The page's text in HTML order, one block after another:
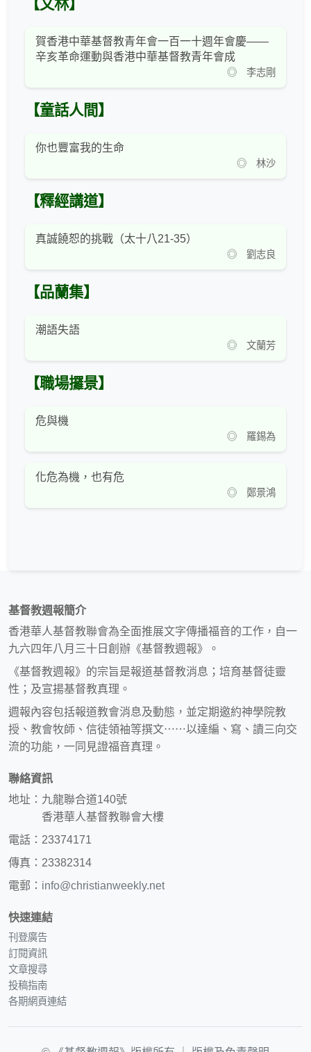
【文林】
賀香港中華基督教青年會一百一十週年會慶——
辛亥革命運動與香港中華基督教青年會成
◎ 李志剛
【童話人間】
你也豐富我的生命
◎ 林沙
【釋經講道】
真誠饒恕的挑戰（太十八21-35）
◎ 劉志良
【品蘭集】
潮語失語
◎ 文蘭芳
【職場攞景】
危與機
◎ 羅錫為
化危為機，也有危
◎ 鄭景鴻
基督教週報簡介
香港華人基督教聯會為全面推展文字傳播福音的工作，自一
九六四年八月三十日創辦《基督教週報》。
《基督教週報》的宗旨是報道基督教消息；培育基督徒靈
性；及宣揚基督教真理。
週報內容包括報道教會消息及動態，並定期邀約神學院教
授、教會牧師、信徒領袖等撰文⋯⋯以達編、寫、讀三向交
流的功能，一同見證福音真理。
聯絡資訊
地址：九龍聯合道140號
香港華人基督教聯會大樓
電話：23374171
傳真：23382314
電郵： info@christianweekly.net
快速連結
刊登廣告
訂閱資訊
文章搜尋
投稿指南
各期網頁連結